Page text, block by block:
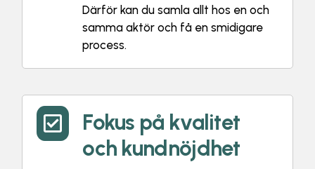
Därför kan du samla allt hos en och
samma aktör och få en smidigare
process.

Fokus på kvalitet
och kundnöjdhet